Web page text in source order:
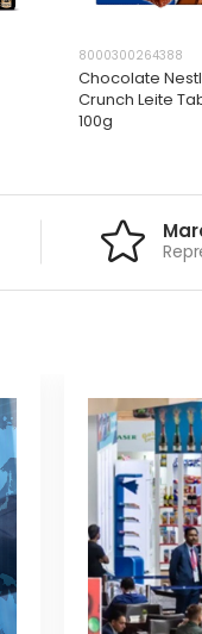
8000300264388
Chocolate
Crunch Leite
100g
ADICIONAR
ADICIONAR
ADICIONAR
ADICIONAR